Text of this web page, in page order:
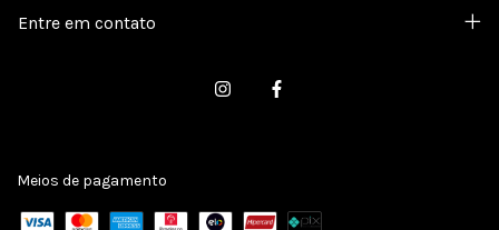
Entre em contato
Meios de pagamento